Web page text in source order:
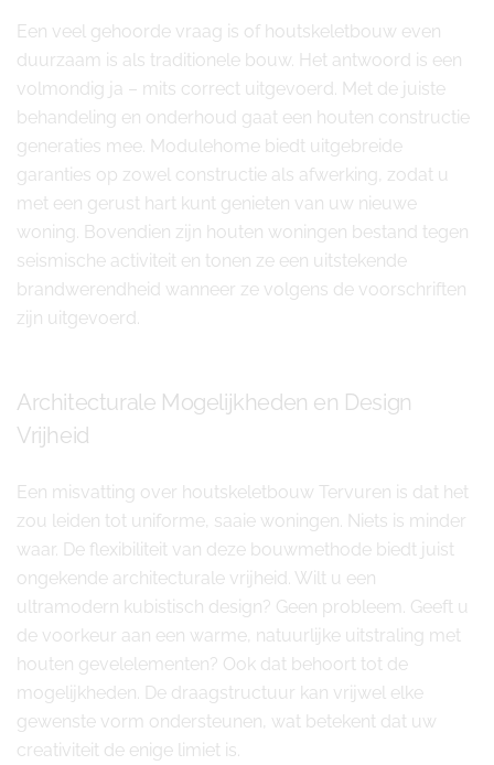
Een veel gehoorde vraag is of houtskeletbouw even
duurzaam is als traditionele bouw. Het antwoord is een
volmondig ja – mits correct uitgevoerd. Met de juiste
behandeling en onderhoud gaat een houten constructie
generaties mee. Modulehome biedt uitgebreide
garanties op zowel constructie als afwerking, zodat u
met een gerust hart kunt genieten van uw nieuwe
woning. Bovendien zijn houten woningen bestand tegen
seismische activiteit en tonen ze een uitstekende
brandwerendheid wanneer ze volgens de voorschriften
zijn uitgevoerd.
Architecturale Mogelijkheden en Design
Vrijheid
Een misvatting over houtskeletbouw Tervuren is dat het
zou leiden tot uniforme, saaie woningen. Niets is minder
waar. De flexibiliteit van deze bouwmethode biedt juist
ongekende architecturale vrijheid. Wilt u een
ultramodern kubistisch design? Geen probleem. Geeft u
de voorkeur aan een warme, natuurlijke uitstraling met
houten gevelelementen? Ook dat behoort tot de
mogelijkheden. De draagstructuur kan vrijwel elke
gewenste vorm ondersteunen, wat betekent dat uw
creativiteit de enige limiet is.